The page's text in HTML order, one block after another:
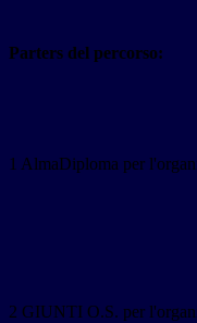
Parters del percorso:
1 AlmaDiploma per
2 GIUNTI O.S. per